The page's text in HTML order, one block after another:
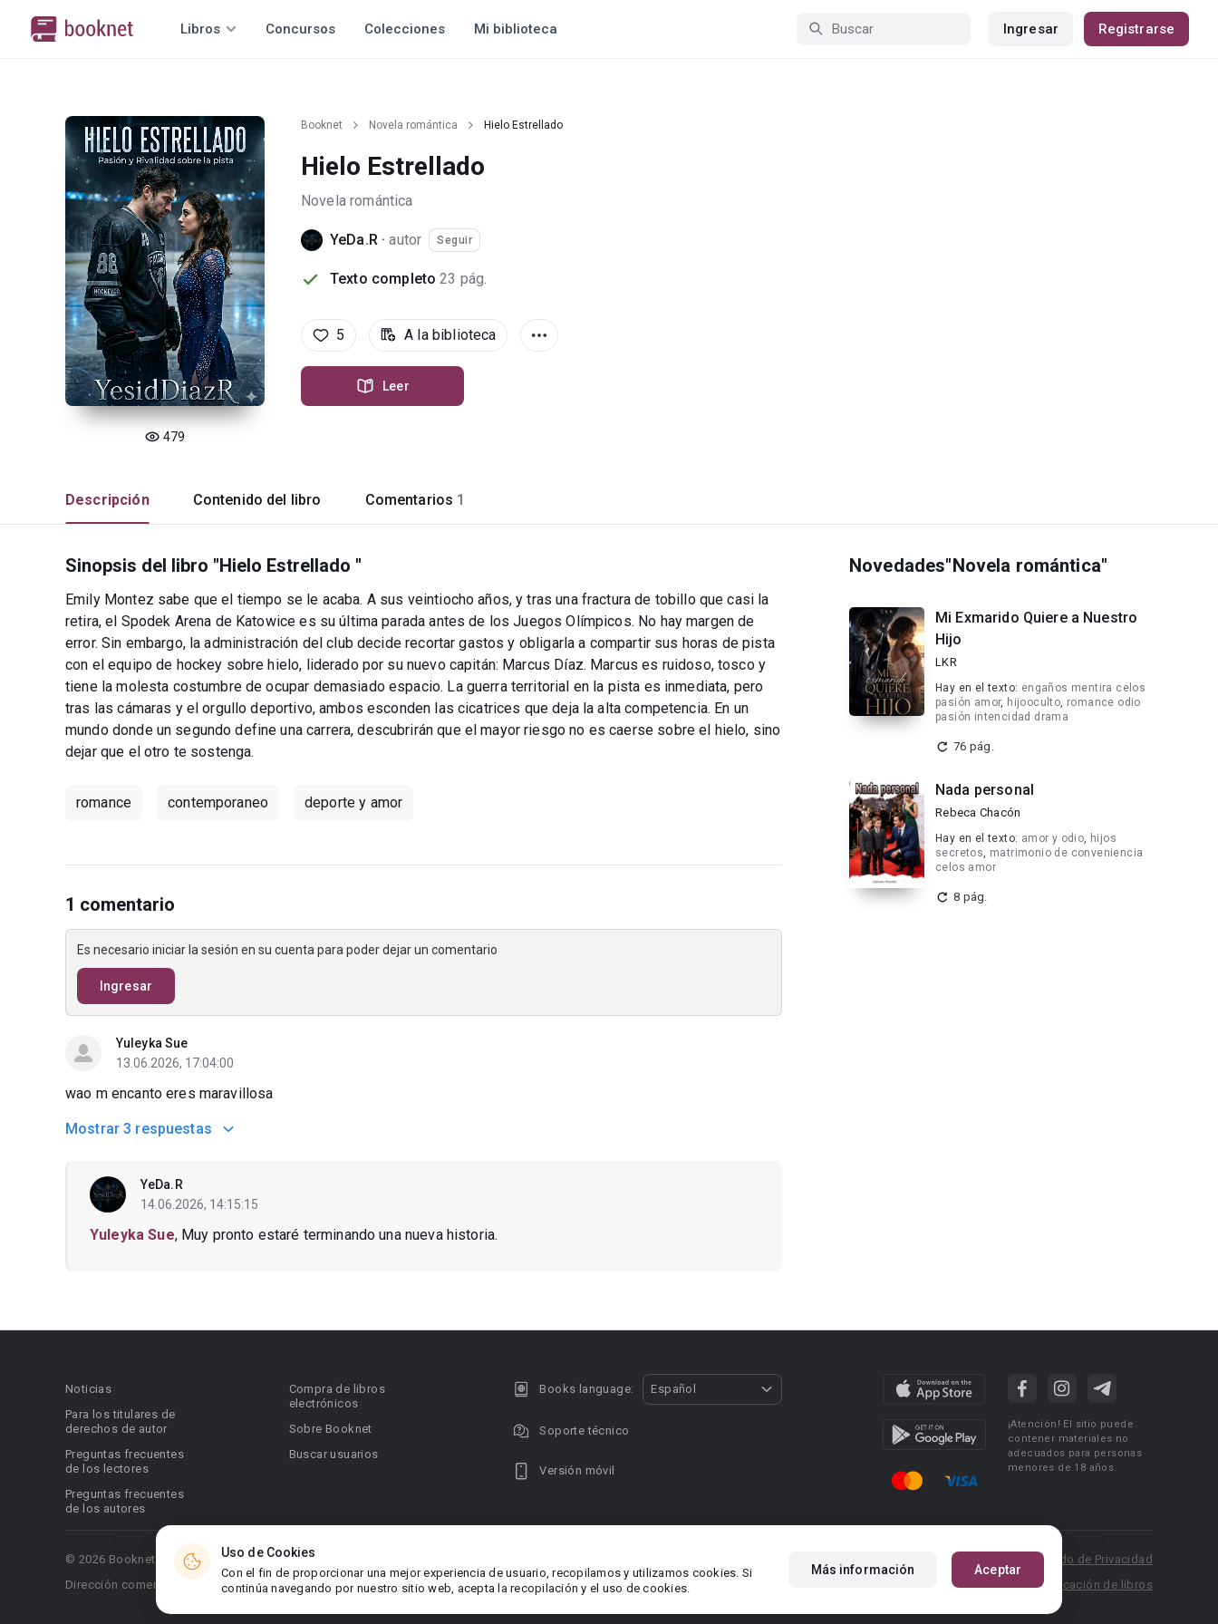
Libros Concursos Colecciones Mi biblioteca Ingresar Registrarse
479
Booknet Novela romántica Hielo Estrellado
Hielo Estrellado
Novela romántica
YeDa.R·autor Seguir
Texto completo 23 pág.
5 A la biblioteca
Leer
Descripción Contenido del libro Comentarios 1
Sinopsis del libro "Hielo Estrellado "
Emily Montez sabe que el tiempo se le acaba. A sus veintiocho años, y tras una fractura de tobillo que casi la
retira, el Spodek Arena de Katowice es su última parada antes de los Juegos Olímpicos. No hay margen de
error. Sin embargo, la administración del club decide recortar gastos y obligarla a compartir sus horas de pista
con el equipo de hockey sobre hielo, liderado por su nuevo capitán: Marcus Díaz. Marcus es ruidoso, tosco y
tiene la molesta costumbre de ocupar demasiado espacio. La guerra territorial en la pista es inmediata, pero
tras las cámaras y el orgullo deportivo, ambos esconden las cicatrices que deja la alta competencia. En un
mundo donde un segundo define una carrera, descubrirán que el mayor riesgo no es caerse sobre el hielo, sino
dejar que el otro te sostenga.
romance contemporaneo deporte y amor
1 comentario
Es necesario iniciar la sesión en su cuenta para poder dejar un comentario
Ingresar
Yuleyka Sue
13.06.2026, 17:04:00
wao m encanto eres maravillosa
Mostrar 3 respuestas
YeDa.R
14.06.2026, 14:15:15
Yuleyka Sue, Muy pronto estaré terminando una nueva historia.
Novedades"Novela romántica"
Mi Exmarido Quiere a Nuestro
Hijo
LKR
Hay en el texto: engaños mentira celos
pasión amor, hijooculto, romance odio
pasión intencidad drama
76 pág.
Nada personal
Rebeca Chacón
Hay en el texto: amor y odio, hijos
secretos, matrimonio de conveniencia
celos amor
8 pág.
Uso de Cookies
Con el fin de proporcionar una mejor experiencia de usuario, recopilamos y utilizamos cookies. Si
continúa navegando por nuestro sitio web, acepta la recopilación y el uso de cookies.
Más información Aceptar
Noticias
Para los titulares de
derechos de autor
Preguntas frecuentes
de los lectores
Preguntas frecuentes
de los autores
Compra de libros
electrónicos
Sobre Booknet
Buscar usuarios
Books language: Español
Soporte técnico
Versión móvil
¡Atención! El sitio puede
contener materiales no
adecuados para personas
menores de 18 años.
© 2026 Booknet. Todos los derechos reservados.
Dirección comercial: Griva Digeni 51, oficina 1, Larnaca, 6036, Chipre
Condiciones de uso
Acuerdo de Privacidad
Reglas para la publicación de libros